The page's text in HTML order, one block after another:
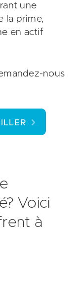
une
la prime,
en actif
nous
Voici
à